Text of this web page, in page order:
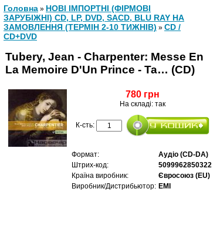
Головна » НОВІ ІМПОРТНІ (ФІРМОВІ
ЗАРУБІЖНІ) CD, LP, DVD, SACD, BLU RAY НА
ЗАМОВЛЕННЯ (ТЕРМІН 2-10 ТИЖНІВ) » CD /
CD+DVD
Tubery, Jean - Charpenter: Messe En
La Memoire D'Un Prince - Ta… (CD)
780 грн
На складі: так
К-сть:
Формат:
Аудіо (CD-DA)
Штрих-код:
5099962850322
Країна виробник:
Євросоюз (EU)
Виробник/Дистрибьютор: EMI